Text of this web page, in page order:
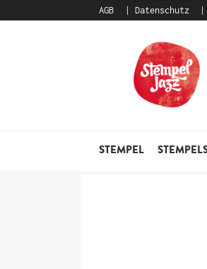
AGB Datenschutz
Navigation
springen
springen
STEMPEL